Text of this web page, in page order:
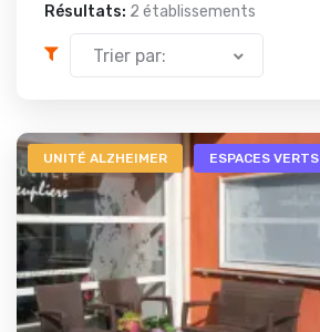
Résultats: 2 établissements
Trier par:
UNITÉ ALZHEIMER ESPACES VERTS